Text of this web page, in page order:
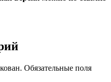
Обязательные поля